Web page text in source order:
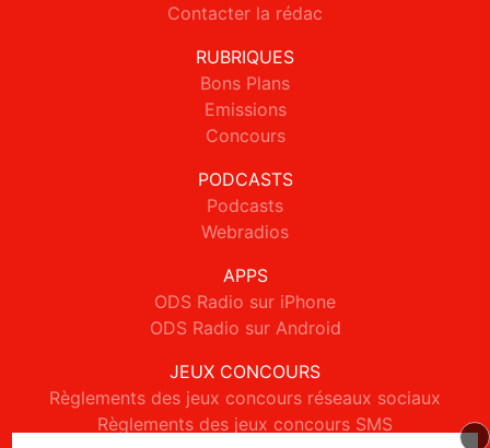
Contacter la rédac
RUBRIQUES
Bons Plans
Emissions
Concours
PODCASTS
Podcasts
Webradios
APPS
ODS Radio sur iPhone
ODS Radio sur Android
JEUX CONCOURS
Règlements des jeux concours réseaux sociaux
Règlements des jeux concours SMS